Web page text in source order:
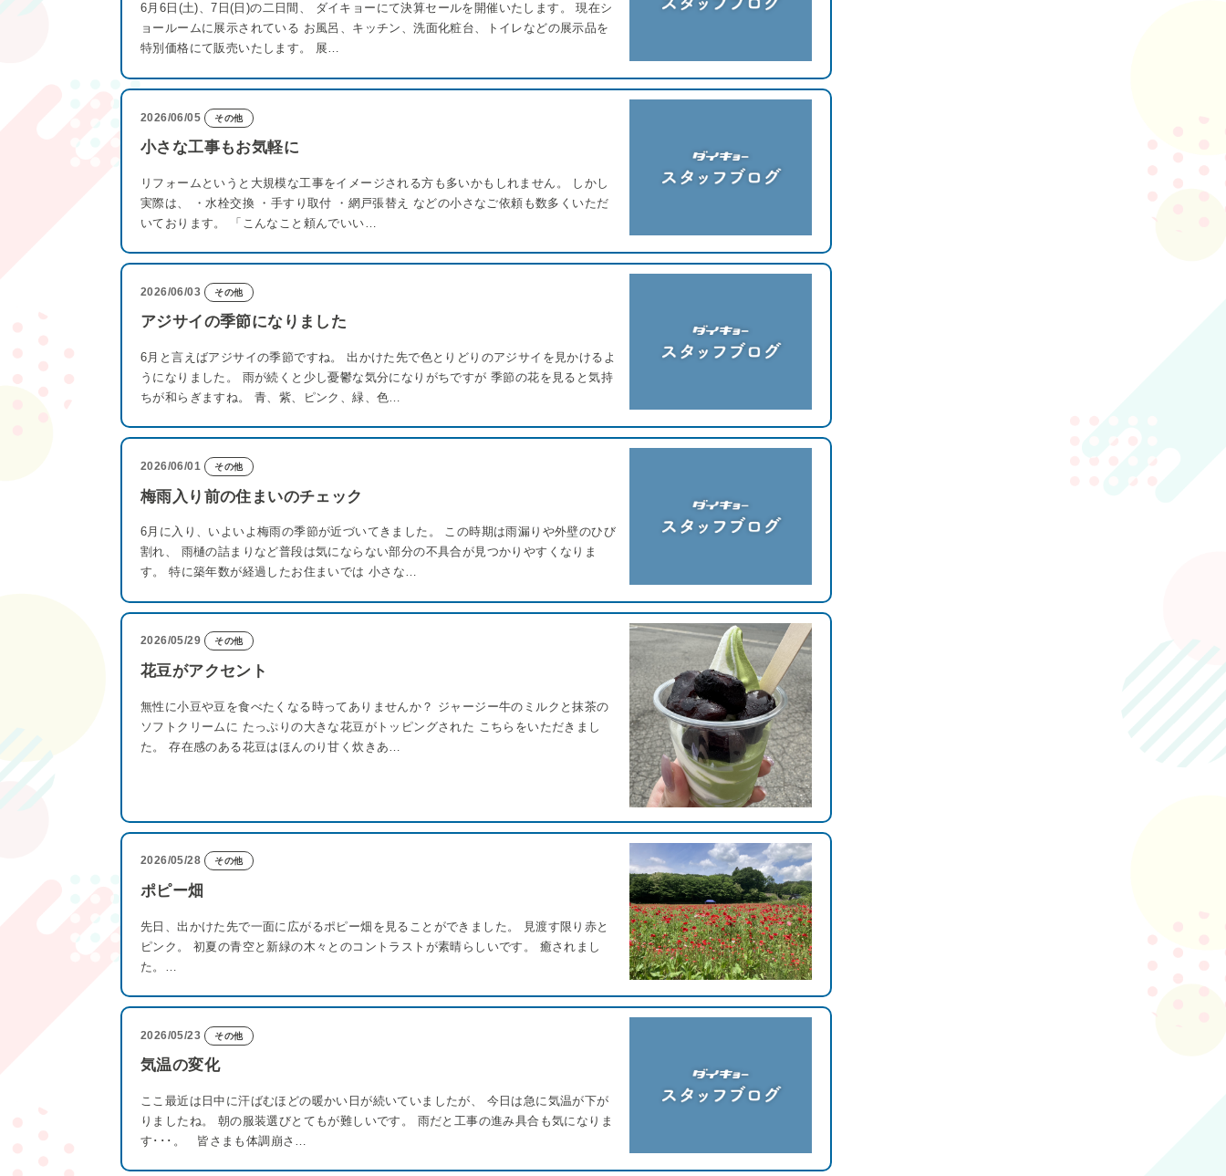
6月6日(土)、7日(日)の二日間、 ダイキョーにて決算セールを開催いたします。 現在シ
ョールームに展示されている お風呂、キッチン、洗面化粧台、トイレなどの展示品を
特別価格にて販売いたします。 展…
2026/06/05 その他
小さな工事もお気軽に
リフォームというと大規模な工事をイメージされる方も多いかもしれません。 しかし
実際は、 ・水栓交換 ・手すり取付 ・網戸張替え などの小さなご依頼も数多くいただ
いております。 「こんなこと頼んでいい…
2026/06/03 その他
アジサイの季節になりました
6月と言えばアジサイの季節ですね。 出かけた先で色とりどりのアジサイを見かけるよ
うになりました。 雨が続くと少し憂鬱な気分になりがちですが 季節の花を見ると気持
ちが和らぎますね。 青、紫、ピンク、緑、色…
2026/06/01 その他
梅雨入り前の住まいのチェック
6月に入り、いよいよ梅雨の季節が近づいてきました。 この時期は雨漏りや外壁のひび
割れ、 雨樋の詰まりなど普段は気にならない部分の不具合が見つかりやすくなりま
す。 特に築年数が経過したお住まいでは 小さな…
2026/05/29 その他
花豆がアクセント
無性に小豆や豆を食べたくなる時ってありませんか？ ジャージー牛のミルクと抹茶の
ソフトクリームに たっぷりの大きな花豆がトッピングされた こちらをいただきまし
た。 存在感のある花豆はほんのり甘く炊きあ…
2026/05/28 その他
ポピー畑
先日、出かけた先で一面に広がるポピー畑を見ることができました。 見渡す限り赤と
ピンク。 初夏の青空と新緑の木々とのコントラストが素晴らしいです。 癒されまし
た。…
2026/05/23 その他
気温の変化
ここ最近は日中に汗ばむほどの暖かい日が続いていましたが、 今日は急に気温が下が
りましたね。 朝の服装選びとてもが難しいです。 雨だと工事の進み具合も気になりま
す･･･。 皆さまも体調崩さ…